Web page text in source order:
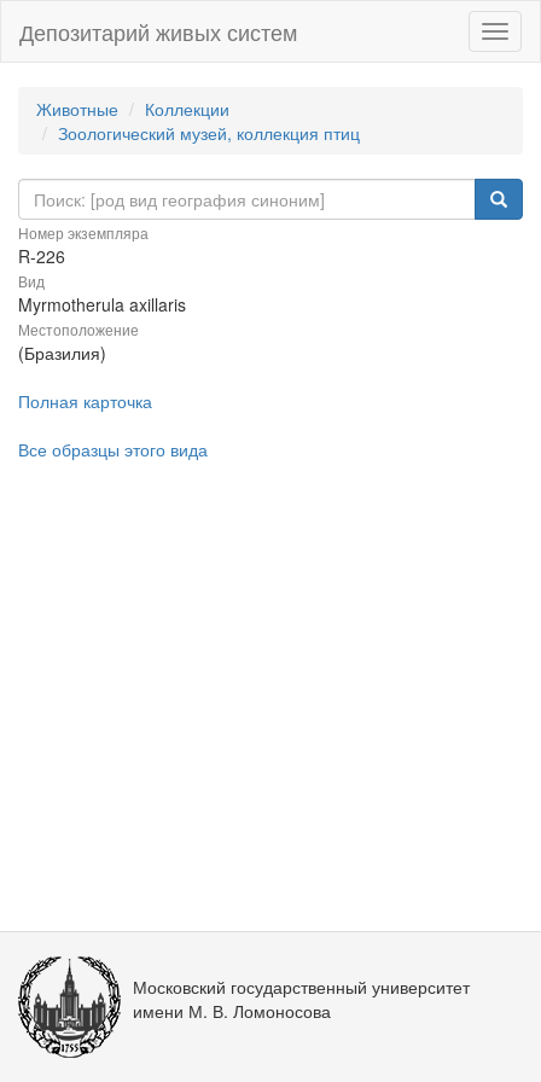
Депозитарий живых систем
Животные
Коллекции
Зоологический музей, коллекция птиц
Номер экземпляра
R-226
Вид
Myrmotherula axillaris
Местоположение
(Бразилия)
Полная карточка
Все образцы этого вида
Московский государственный университет
имени М. В. Ломоносова